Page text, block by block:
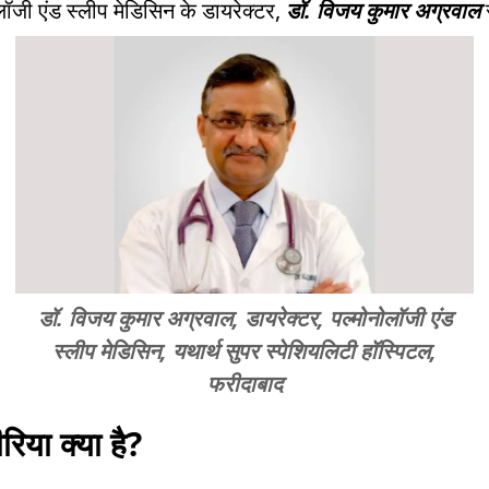
एंड स्लीप मेडिसिन के डायरेक्टर, डॉ. विजय कुमार अग्रवाल
डॉ. विजय कुमार अग्रवाल, डायरेक्टर, पल्मोनोलॉजी एंड
स्लीप मेडिसिन, यथार्थ सुपर स्पेशियलिटी हॉस्पिटल,
फरीदाबाद
क्या है?